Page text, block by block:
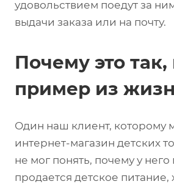
удовольствием поедут за
выдачи заказа или на почту.
Почему это так,
пример из
Один наш клиент, которому
интернет-магазин детских
не мог понять, почему у него
продается детское